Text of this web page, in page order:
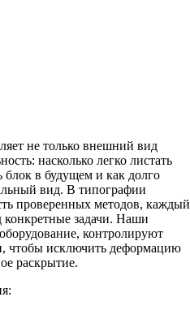
не только внешний вид
насколько легко листать
в будущем и как долго
вид. В типографии
проверенных методов, каждый
задачи. Наши
контролируют
чтобы исключить деформацию
раскрытие.